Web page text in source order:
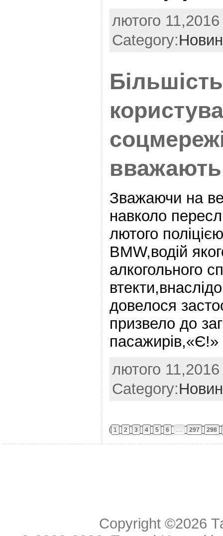
лютого
Category:
Зважаючи на
навколо
лютого
BMW,водій
алкогольного
довелося
призвело до
лютого
Category:
1 2 3 4 5 6 297 298
Copyright ©2026